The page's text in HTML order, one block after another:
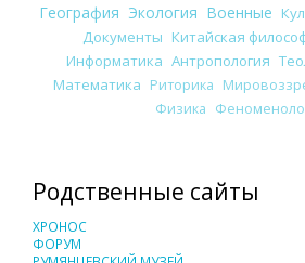
География Экология Военные
Документы Китайская
Информатика Антропология
Математика Риторика
Физика
Родственные сайты
ХРОНОС
ФОРУМ